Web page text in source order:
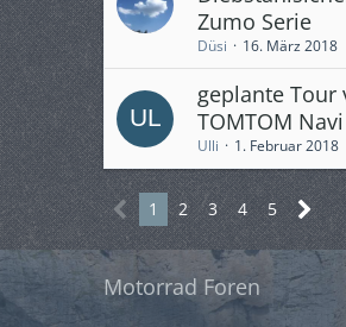
Zumo Serie
Düsi 16. März 2018
geplante Tour
TOMTOM Navi
Ulli 1. Februar 2018
1 2 3 4 5
Motorrad Foren